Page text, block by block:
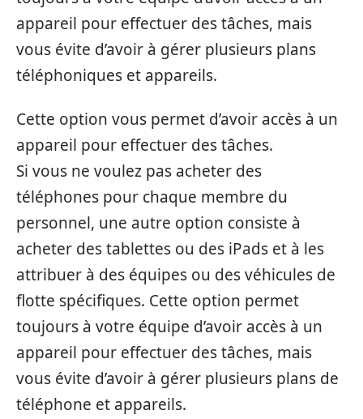
appareil pour effectuer des tâches, mais
vous évite d’avoir à gérer plusieurs plans
téléphoniques et appareils.
Cette option vous permet d’avoir accès à un
appareil pour effectuer des tâches.
Si vous ne voulez pas acheter des
téléphones pour chaque membre du
personnel, une autre option consiste à
acheter des tablettes ou des iPads et à les
attribuer à des équipes ou des véhicules de
flotte spécifiques. Cette option permet
toujours à votre équipe d’avoir accès à un
appareil pour effectuer des tâches, mais
vous évite d’avoir à gérer plusieurs plans de
téléphone et appareils.